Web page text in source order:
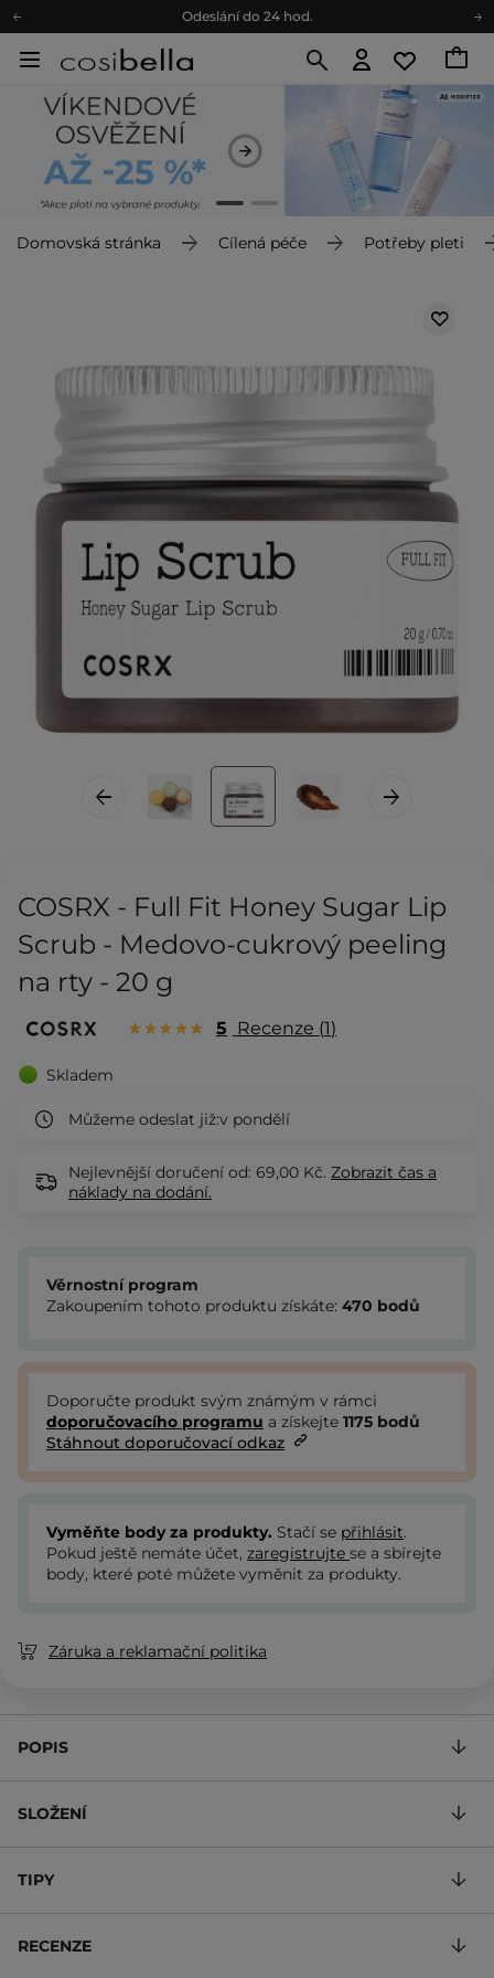
Odeslání do 24 hod.
Ekologické balení
Doporučovací Program
Odeslání do 24 hod.
Darkové karty
Ekologické balení
Domovská stránka Cílená péče Potřeby pleti
COSRX - Full Fit Honey Sugar Lip
Scrub - Medovo-cukrový peeling
na rty - 20 g
5 Recenze 1
Skladem
Můžeme odeslat již:v pondělí
Nejlevnější doručení od: 69,00 Kč. Zobrazit čas a
náklady na dodání.
Věrnostní program
Zakoupením tohoto produktu získáte: 470 bodů
Doporučte produkt svým známým v rámci
doporučovacího programu a získejte 1175 bodů
Stáhnout doporučovací odkaz
Vyměňte body za produkty. Stačí se přihlásit.
Pokud ještě nemáte účet, zaregistrujte se a sbírejte
body, které poté můžete vyměnit za produkty.
Záruka a reklamační politika
POPIS
SLOŽENÍ
TIPY
RECENZE